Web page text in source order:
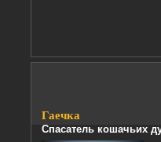
Гаечка
Спасатель кошачьих